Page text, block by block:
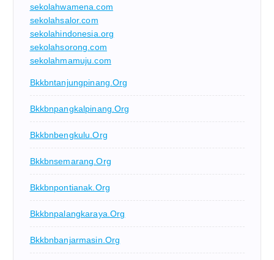
sekolahwamena.com
sekolahsalor.com
sekolahindonesia.org
sekolahsorong.com
sekolahmamuju.com
Bkkbntanjungpinang.org
Bkkbnpangkalpinang.org
Bkkbnbengkulu.org
Bkkbnsemarang.org
Bkkbnpontianak.org
Bkkbnpalangkaraya.org
Bkkbnbanjarmasin.org